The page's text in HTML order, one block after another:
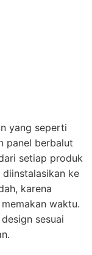
yang seperti
panel berbalut
setiap produk
ke
karena
waktu.
sesuai